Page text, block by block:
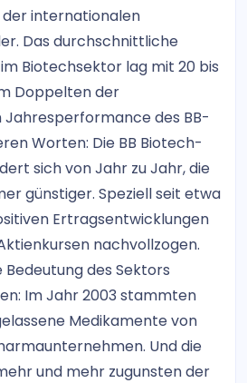
der internationalen
Das durchschnittliche
Biotechsektor lag mit 20 bis
Doppelten der
des BB-
Worten: Die BB Biotech-
sich von Jahr zu Jahr, die
günstiger. Speziell seit etwa
Ertragsentwicklungen
nachvollzogen.
des Sektors
Im Jahr 2003 stammten
Medikamente von
Und die
und mehr zugunsten der